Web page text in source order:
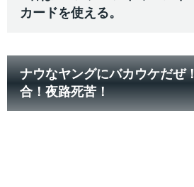
カードを使える。
ナウなヤングにバカウケだぜ
合！夜路死苦！